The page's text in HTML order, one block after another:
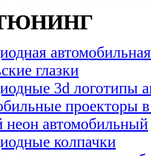
глазки
3d логотипы
проекторы
неон автомобильный
колпачки